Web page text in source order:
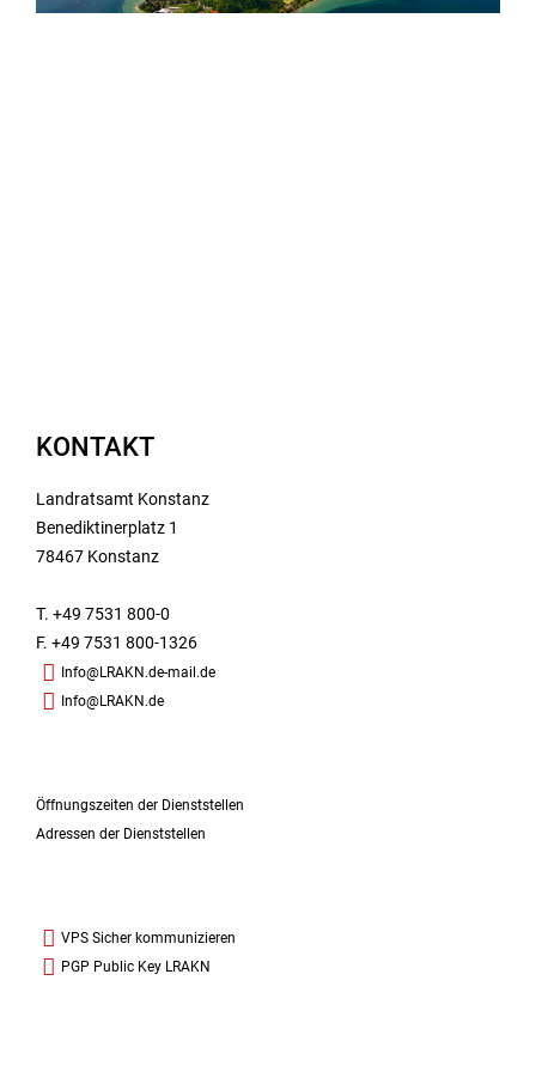
KONTAKT
Landratsamt Konstanz
Benediktinerplatz 1
78467 Konstanz
T. +49 7531 800-0
F. +49 7531 800-1326
Info@LRAKN.de-mail.de
Info@LRAKN.de
Öffnungszeiten der Dienststellen
Adressen der Dienststellen
VPS Sicher kommunizieren
PGP Public Key LRAKN